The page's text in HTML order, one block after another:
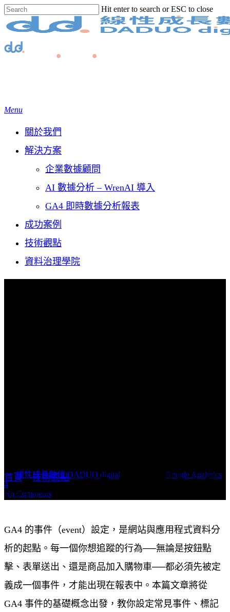
Skip
to
main
Hit enter to search or ESC to close
Close
Search
Menu
關於我們
解決方案
企業數據顧問
AI 數據分析 – WrenAI 導入
GA4 即時數據分析報表
成功案例
技術觀點
資料治理學院
By 線性成長數位 DADUO digital
Google Analytics
4
No Comments
首頁»技術觀點»GA4 事件設定教學：快速上手與進
階應用完整攻略
GA4 的事件（event）設定，是網站與應用程式資料分
析的起點。每一個你想追蹤的行為──無論是按鈕點
擊、表單送出、還是商品加入購物車──都必須先被定
義成一個事件，才能出現在報表中。本篇文章將從
GA4 事件的基礎概念出發，教你設定常見事件、標記